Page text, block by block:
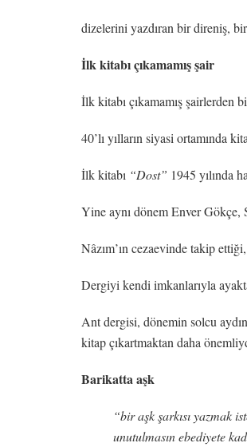
dizelerini yazdıran bir direniş,
İlk kitabı çıkamamış şair
İlk kitabı çıkamamış şairlerden
40’lı yılların siyasi ortamında
İlk kitabı “Dost” 1945 yılında
Yine aynı dönem Enver Gökçe,
Nâzım’ın cezaevinde takip
Dergiyi kendi imkanlarıyla
Ant dergisi, dönemin solcu
kitap çıkartmaktan daha
Barikatta aşk
“bir aşk şarkısı yazmak
unutulmasın ebediyete